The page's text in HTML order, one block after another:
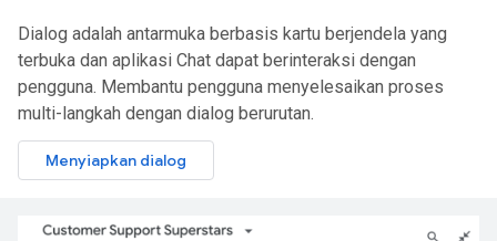
Dialog adalah antarmuka berbasis kartu berjendela yang
terbuka dan aplikasi Chat dapat berinteraksi dengan
pengguna. Membantu pengguna menyelesaikan proses
multi-langkah dengan dialog berurutan.
Menyiapkan dialog